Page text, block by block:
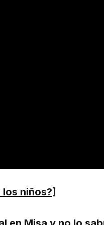
niños?]